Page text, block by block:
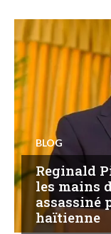
BLOG
Reginald
les mains
assassiné
haïtienne